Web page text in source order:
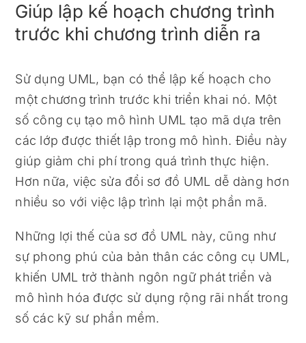
Giúp lập kế hoạch chương trình
trước khi chương trình diễn ra
Sử dụng UML, bạn có thể lập kế hoạch cho
một chương trình trước khi triển khai nó. Một
số công cụ tạo mô hình UML tạo mã dựa trên
các lớp được thiết lập trong mô hình. Điều này
giúp giảm chi phí trong quá trình thực hiện.
Hơn nữa, việc sửa đổi sơ đồ UML dễ dàng hơn
nhiều so với việc lập trình lại một phần mã.
Những lợi thế của sơ đồ UML này, cũng như
sự phong phú của bản thân các công cụ UML,
khiến UML trở thành ngôn ngữ phát triển và
mô hình hóa được sử dụng rộng rãi nhất trong
số các kỹ sư phần mềm.